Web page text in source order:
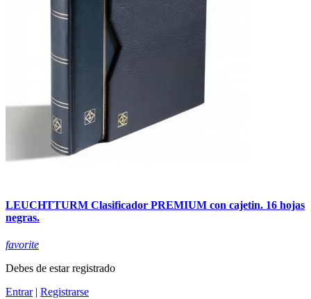
LEUCHTTURM Clasificador PREMIUM con cajetin. 16 hojas
negras.
favorite
Debes de estar registrado
Entrar| Registrarse